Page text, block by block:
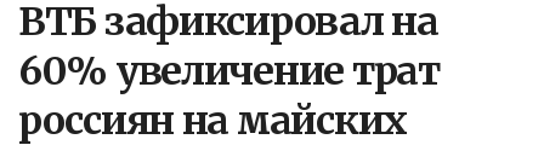
ВТБ зафиксировал на
60% увеличение трат
россиян на майских